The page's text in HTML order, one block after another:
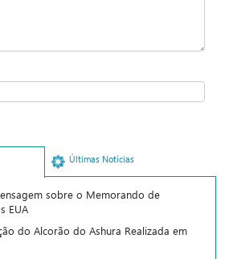
Últimas Notícias
sobre o Memorando de
EUA
do Alcorão do Ashura Realizada em